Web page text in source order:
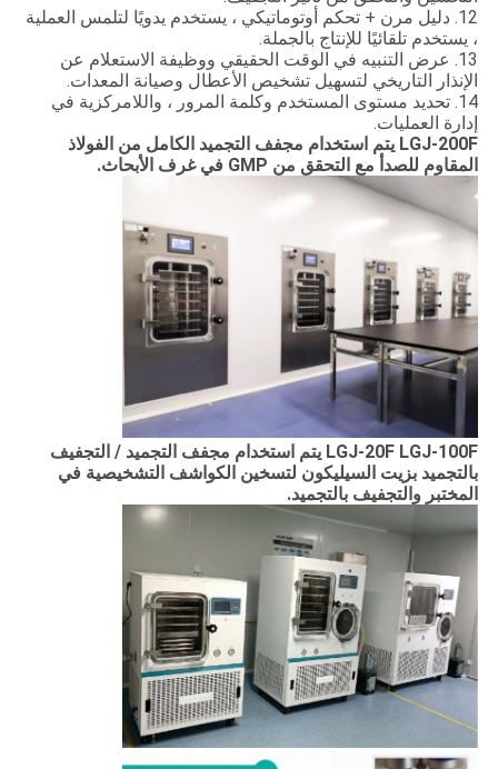
12. دليل مرن + تحكم أوتوماتيكي ، يستخدم يدويًا لتلمس العملية
، يستخدم تلقائيًا للإنتاج بالجملة.
13. عرض التنبيه في الوقت الحقيقي ووظيفة الاستعلام عن
الإنذار التاريخي لتسهيل تشخيص الأعطال وصيانة المعدات.
14. تحديد مستوى المستخدم وكلمة المرور ، واللامركزية في
إدارة العمليات.
LGJ-200F يتم استخدام مجفف التجميد الكامل من الفولاذ
المقاوم للصدأ مع التحقق من GMP في غرف الأبحاث.
LGJ-20F LGJ-100F يتم استخدام مجفف التجميد / التجفيف
بالتجميد بزيت السيليكون لتسخين الكواشف التشخيصية في
المختبر والتجفيف بالتجميد.